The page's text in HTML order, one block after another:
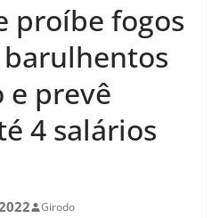
proíbe fogos
e prevê
4 salários
Girodo